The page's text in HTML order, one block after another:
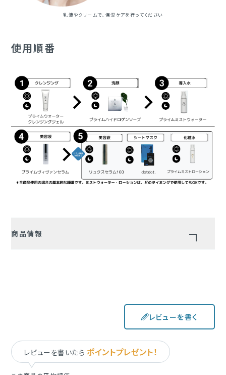
乳液やクリームで、保湿ケアを行ってください
使用順番
商品情報
36,000円（本体価格）/ 39,600円（税込価格）
水、ヒトサイタイ血幹細胞順化培養液、エンテロコッカスフェカリ
ス/ウマプラセンタ発酵液、ペンチレングリコール、イソペンチルジ
オール、ニコチンアミドアデニンジヌクレオチド、ナイアシンアミド、
レビューを書いたら ポイントプレゼント！
レビューを書く